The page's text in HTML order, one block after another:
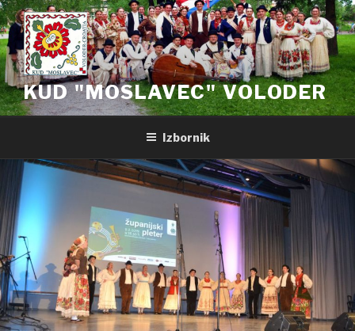
Preskoči
na
sadržaj
KUD "MOSLAVEC" VOLODER
Izbornik